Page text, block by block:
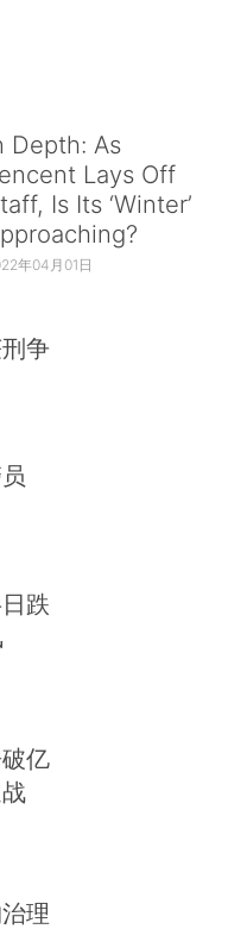
Depth: As
Lays Off
Is Its ‘Winter’
年04月01日
争
跌
亿
理